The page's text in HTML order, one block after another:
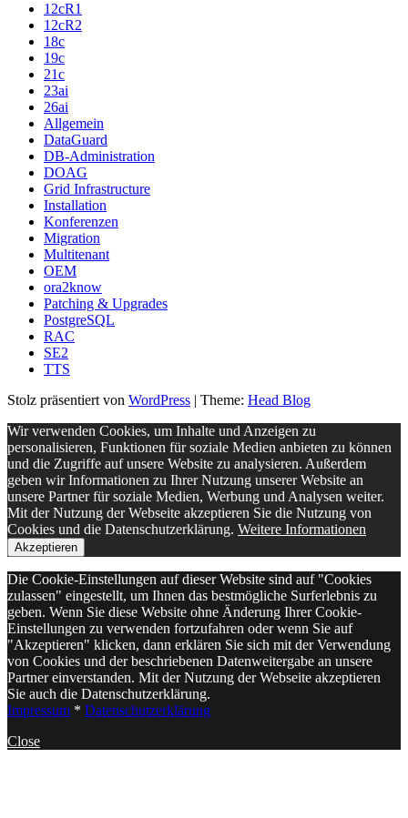
12cR1
12cR2
18c
19c
21c
23ai
26ai
Allgemein
DataGuard
DB-Administration
DOAG
Grid Infrastructure
Installation
Konferenzen
Migration
Multitenant
OEM
ora2know
Patching & Upgrades
PostgreSQL
RAC
SE2
TTS
Stolz präsentiert von WordPress | Theme: Head Blog
Wir verwenden Cookies, um Inhalte und Anzeigen zu
personalisieren, Funktionen für soziale Medien anbieten zu können
und die Zugriffe auf unsere Website zu analysieren. Außerdem
geben wir Informationen zu Ihrer Nutzung unserer Website an
unsere Partner für soziale Medien, Werbung und Analysen weiter.
Mit der Nutzung der Webseite akzeptieren Sie die Nutzung von
Cookies und die Datenschutzerklärung. Weitere Informationen
Akzeptieren
Die Cookie-Einstellungen auf dieser Website sind auf "Cookies
zulassen" eingestellt, um Ihnen das bestmögliche Surferlebnis zu
geben. Wenn Sie diese Website ohne Änderung Ihrer Cookie-
Einstellungen zu verwenden fortzufahren oder wenn Sie auf
"Akzeptieren" klicken, dann erklären Sie sich mit der Verwendung
von Cookies und der beschriebenen Datenweitergabe an unsere
Partner einverstanden. Mit der Nutzung der Webseite akzeptieren
Sie auch die Datenschutzerklärung.
Impressum * Datenschutzerklärung
Close